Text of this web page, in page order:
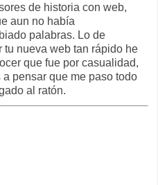
de historia con web,
aun no había
palabras. Lo de
tu nueva web tan rápido he
que fue por casualidad,
a pensar que me paso todo
al ratón.